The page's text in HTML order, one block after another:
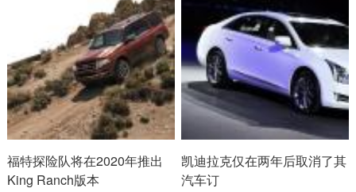
福特探险队将在2020年推出
King Ranch版本
凯迪拉克仅在两年后取消了其
汽车订